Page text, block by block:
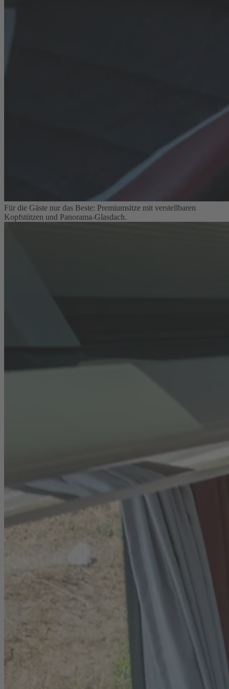
Für die Gäste nur das Beste: Premiumsitze mit verstellbaren
Kopfstützen und Panorama-Glasdach.